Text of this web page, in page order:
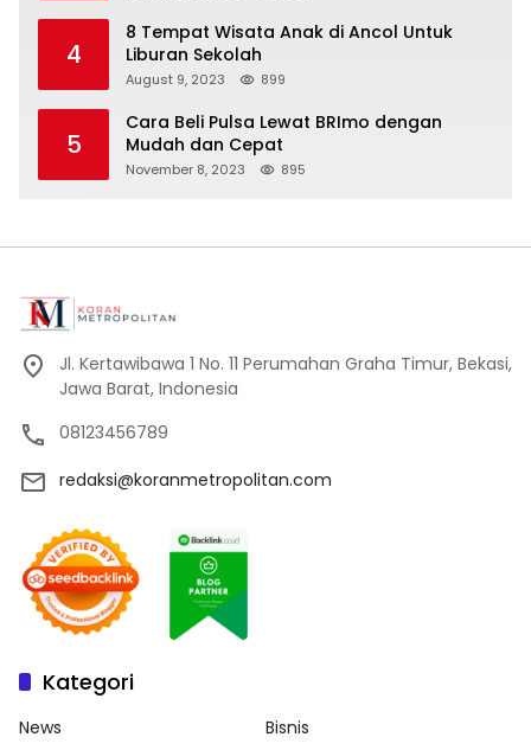
4
8 Tempat Wisata Anak di Ancol Untuk
Liburan Sekolah
August 9, 2023 899
5
Cara Beli Pulsa Lewat BRImo dengan
Mudah dan Cepat
November 8, 2023 895
Jl. Kertawibawa 1 No. 11 Perumahan Graha Timur, Bekasi,
Jawa Barat, Indonesia
08123456789
redaksi@koranmetropolitan.com
Kategori
News
Bisnis